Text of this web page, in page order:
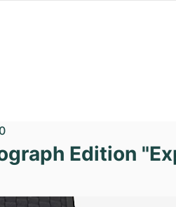
Edition